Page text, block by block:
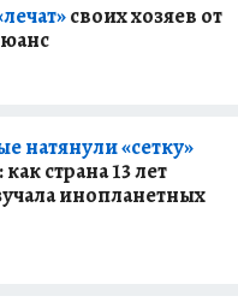
своих хозяев от
натянули «сетку»
страна 13 лет
инопланетных